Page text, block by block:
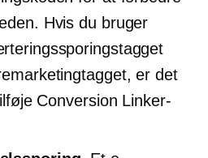
Hvis du bruger
er det
Conversion Linker-